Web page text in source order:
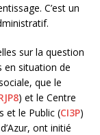
C’est un
sur la question
en situation de
que le
) et le Centre
et le Public (CI3P)
ont initié